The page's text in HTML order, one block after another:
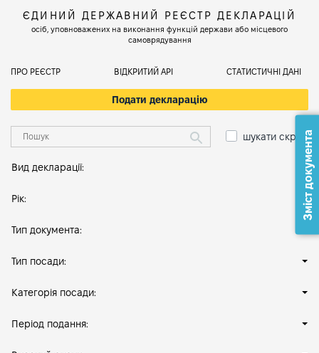
ЄДИНИЙ ДЕРЖАВНИЙ РЕЄСТР ДЕКЛАРАЦІЙ
осіб, уповноважених на виконання функцій держави або місцевого
самоврядування
ПРО РЕЄСТР ВІДКРИТИЙ АРІ СТАТИСТИЧНІ ДАНІ
Подати декларацію
шукати скрізь
Вид декларації:
Рік:
Тип документа:
Тип посади:
Категорія посади:
Період подання:
Зміст документа